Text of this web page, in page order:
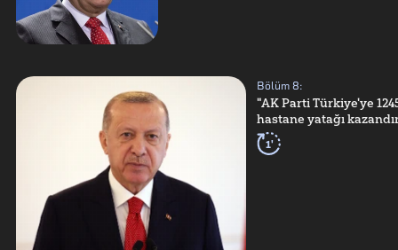
Bölüm8:
"AK Parti Türkiye'ye
hastane yatağı
1'